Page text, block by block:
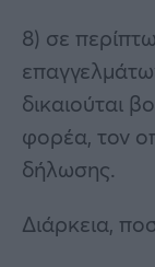
8) σε
δικαιούται
φορέα, τον
δήλωσης.
Διάρκεια,